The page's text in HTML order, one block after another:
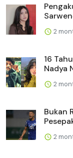
2
16
Nadya
2
Bukan
2